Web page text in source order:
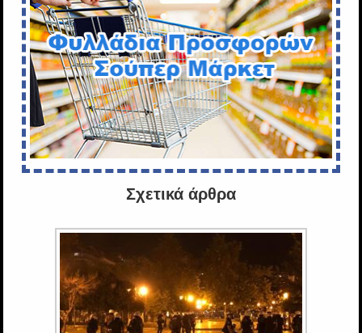
Σχετικά άρθρα